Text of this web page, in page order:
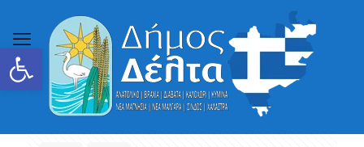
Ανοίξτε τη γραμμή εργαλείων